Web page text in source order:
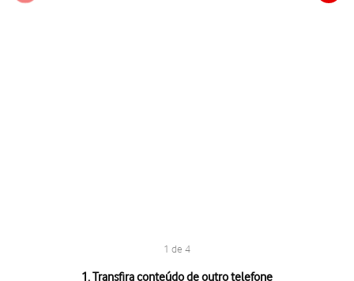
1 de 4
1. Transfira conteúdo de outro telefone